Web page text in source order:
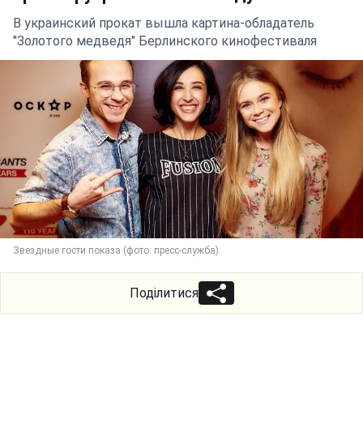
В украинский прокат вышла картина-обладатель
"Золотого медведя" Берлинского кинофестиваля
Звездные гости показа (фото: пресс-служба)
Поділитися